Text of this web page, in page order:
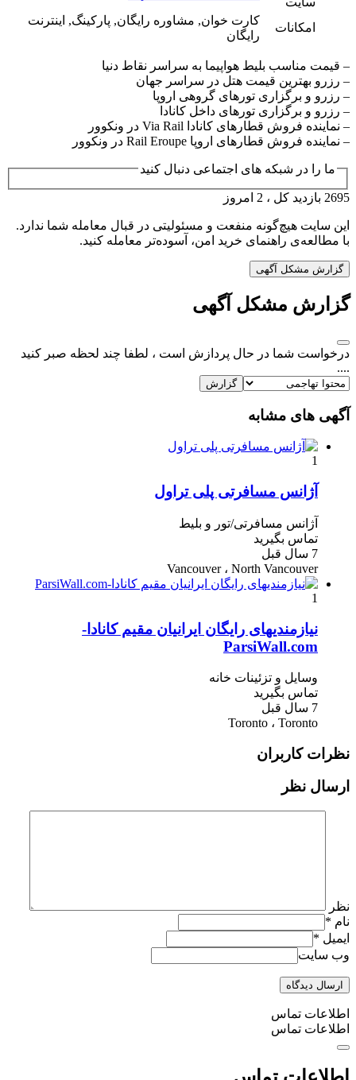
امکانات
کارت خوان, مشاوره رایگان, پارکینگ, اینترنت
رایگان
– قیمت مناسب بلیط هواپیما به سراسر نقاط دنیا
– رزرو بهترین قیمت هتل در سراسر جهان
– رزرو و برگزاری تورهای گروهی اروپا
– رزرو و برگزاری تورهای داخل کانادا
– نماینده فروش قطارهای کانادا Via Rail در ونکوور
– نماینده فروش قطارهای اروپا Rail Eroupe در ونکوور
ما را در شبکه های اجتماعی دنبال کنید
2695 بازدید کل ، 2 امروز
این سایت هیچ‌گونه منفعت و مسئولیتی در قبال معامله شما ندارد.
با مطالعه‌ی راهنمای خرید امن، آسوده‌تر معامله کنید.
گزارش مشکل آگهی
گزارش مشکل آگهی
درخواست شما در حال پردازش است ، لطفا چند لحظه صبر کنید
....
آگهی های مشابه
1
آژانس مسافرتی پلی تراول
آژانس مسافرتی/تور و بلیط
تماس بگیرید
7 سال قبل
Vancouver ، North Vancouver
1
نیازمندیهای رایگان ایرانیان مقیم کانادا-
ParsiWall.com
وسایل و تزئینات خانه
تماس بگیرید
7 سال قبل
Toronto ، Toronto
نظرات کاربران
ارسال نظر
نظر
نام *
ایمیل *
وب سایت
اطلاعات تماس
اطلاعات تماس